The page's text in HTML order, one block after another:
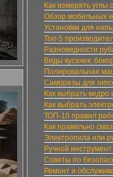
Как измерять
Обзор мобильных
Установки для
Топ-5
Разновидности
Виды кусачек:
Полировальная
Саморезы для
Как выбрать ведро
Как выбрать
ТОП-10 правил
Как правильно
Электропила или
Ручной
Советы по
Ремонт и